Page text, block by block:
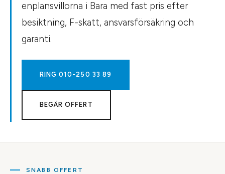
enplansvillorna i Bara med fast pris efter
besiktning, F-skatt, ansvarsförsäkring och
garanti.
RING010-250 33 89
BEGÄR OFFERT
SNABB OFFERT